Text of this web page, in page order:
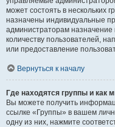
может состоять в нескольких
назначены индивидуальные
администраторам
количеству пользователей,
или предоставление
Вернуться к началу
Где находятся группы и как
Вы можете получить
ссылке «Группы» в вашем
одну из них, нажмите